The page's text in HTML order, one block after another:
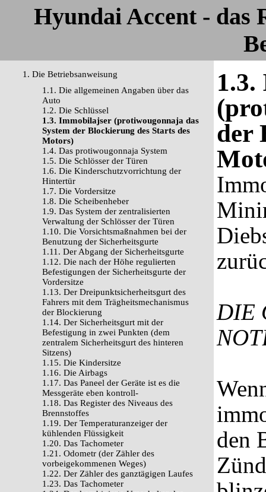
Hyundai Accent - das
1. Die Betriebsanweisung
1.1. Die allgemeinen Angaben über das
Auto
1.2. Die Schlüssel
1.3. Immobilajser (protiwougonnaja das
System der Blockierung des Starts des
Motors)
1.4. Das protiwougonnaja System
1.5. Die Schlösser der Türen
1.6. Die Kinderschutzvorrichtung der
Hintertür
1.7. Die Vordersitze
1.8. Die Scheibenheber
1.9. Das System der zentralisierten
Verwaltung der Schlösser der Türen
1.10. Die Vorsichtsmaßnahmen bei der
Benutzung der Sicherheitsgurte
1.11. Der Abgang der Sicherheitsgurte
1.12. Die nach der Höhe regulierten
Befestigungen der Sicherheitsgurte der
Vordersitze
1.13. Der Dreipunktsicherheitsgurt des
Fahrers mit dem Trägheitsmechanismus
der Blockierung
1.14. Der Sicherheitsgurt mit der
Befestigung in zwei Punkten (dem
zentralem Sicherheitsgurt des hinteren
Sitzens)
1.15. Die Kindersitze
1.16. Die Airbags
1.17. Das Paneel der Geräte ist es die
Messgeräte eben kontroll-
1.18. Das Register des Niveaus des
Brennstoffes
1.19. Der Temperaturanzeiger der
kühlenden Flüssigkeit
1.20. Das Tachometer
1.21. Odometr (der Zähler des
vorbeigekommenen Weges)
1.22. Der Zähler des ganztägigen Laufes
1.23. Das Tachometer
der
DIE
den